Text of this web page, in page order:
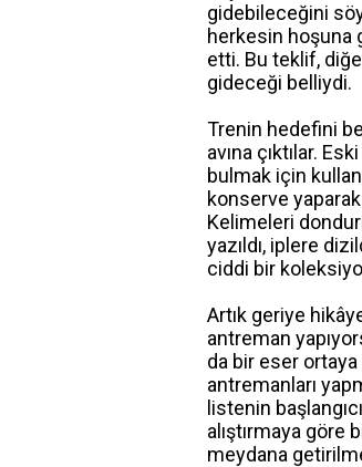
gidebileceğini
herkesin hoşuna
etti. Bu teklif,
gideceği belliydi.
Trenin hedefini
avına çıktılar.
bulmak için
konserve
Kelimeleri
yazıldı, iplere
ciddi bir
Artık geriye
antreman
da bir eser ortaya
antremanları
listenin
alıştırmaya göre
meydana